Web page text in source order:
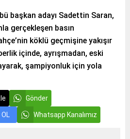
başkan adayı Sadettin Saran,
gerçekleşen basın
köklü geçmişine yakışır
içinde, ayrışmadan, eski
şampiyonluk için yola
Gönder
Whatsapp Kanalımız